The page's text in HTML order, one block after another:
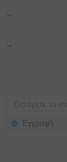
Εγγραφή